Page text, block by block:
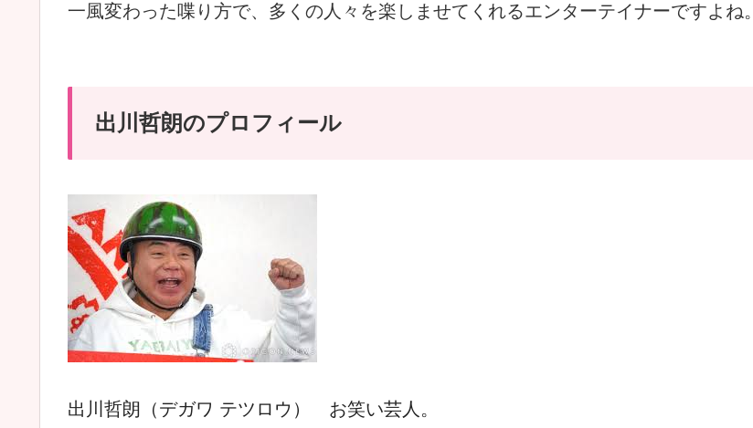
一風変わった喋り方で、多くの人々を楽しませてくれるエンターテイナーですよね。
出川哲朗のプロフィール
出川哲朗（デガワ テツロウ） お笑い芸人。